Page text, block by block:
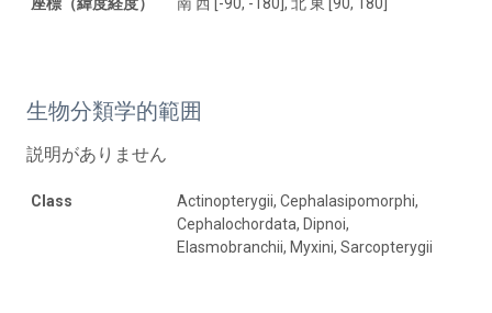
生物分類学的範囲
説明がありません
Class
Actinopterygii, Cephalasipomorphi,
Cephalochordata, Dipnoi,
Elasmobranchii, Myxini, Sarcopterygii